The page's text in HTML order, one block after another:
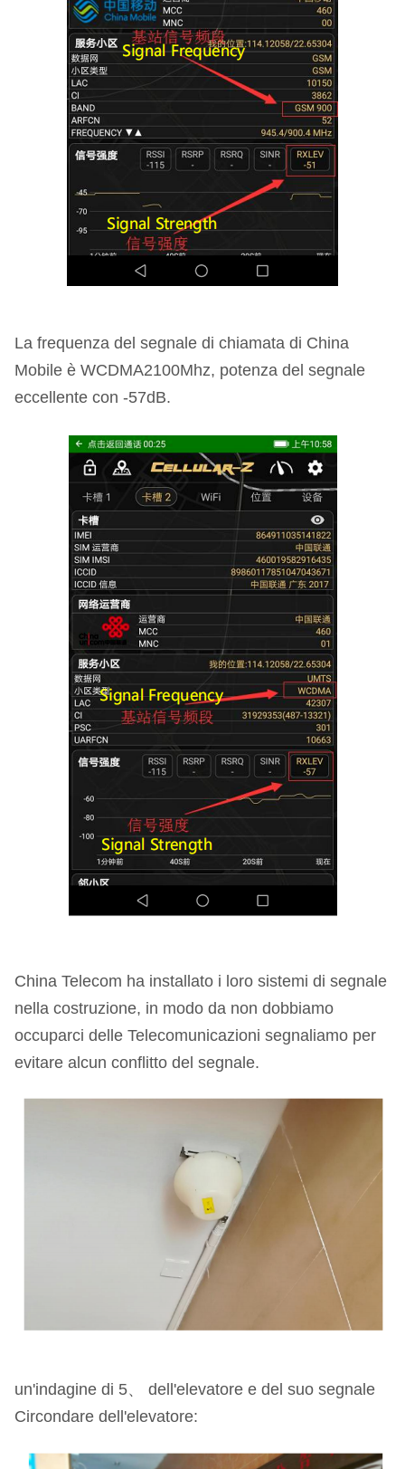
La frequenza del segnale di chiamata di China
Mobile è WCDMA2100Mhz, potenza del segnale
eccellente con -57dB.
China Telecom ha installato i loro sistemi di segnale
nella costruzione, in modo da non dobbiamo
occuparci delle Telecomunicazioni segnaliamo per
evitare alcun conflitto del segnale.
un'indagine di 5、 dell'elevatore e del suo segnale
Circondare dell'elevatore: